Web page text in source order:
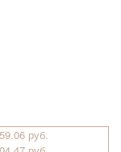
руб.